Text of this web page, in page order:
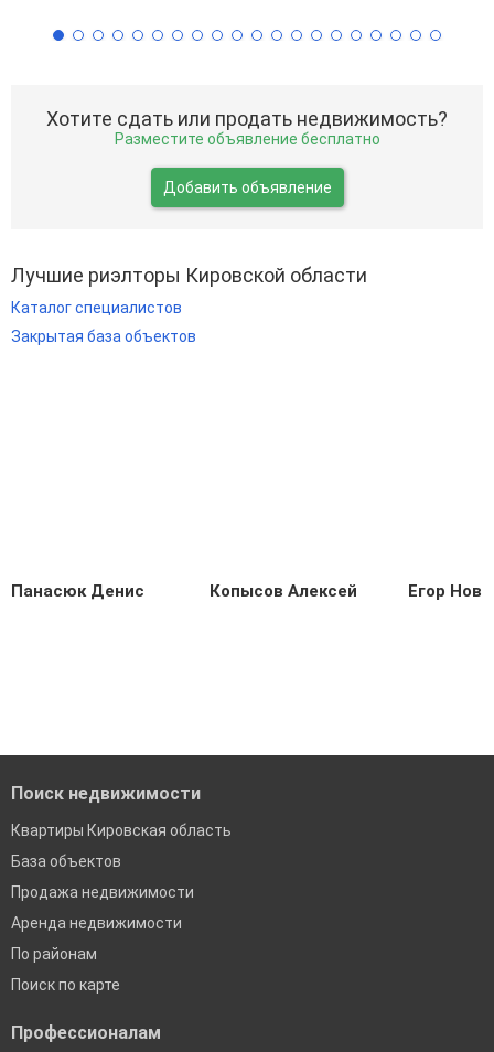
Хотите сдать или продать недвижимость?
Разместите объявление бесплатно
Добавить объявление
Лучшие риэлторы Кировской области
Каталог специалистов
Закрытая база объектов
Панасюк Денис Копысов Алексей Егор
Поиск недвижимости
Квартиры Кировская область
База объектов
Продажа недвижимости
Аренда недвижимости
По районам
Поиск по карте
Профессионалам